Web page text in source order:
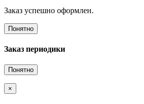
Заказ успешно оформлен.
Понятно
Заказ периодики
Понятно
×